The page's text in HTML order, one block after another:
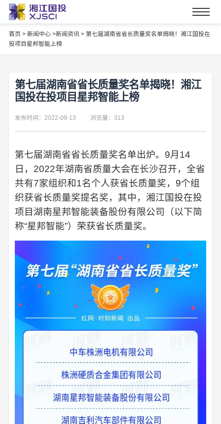
首页 > 新闻中心 >新闻资讯 > 第七届湖南省省长质量奖名单揭晓！湘江国投在
投项目星邦智能上榜
第七届湖南省省长质量奖名单揭晓！湘江
国投在投项目星邦智能上榜
发布时间：2022-09-13 浏览量：313
第七届湖南省省长质量奖名单出炉。9月14
日，2022年湖南省质量大会在长沙召开，全省
共有7家组织和1名个人获省长质量奖，9个组
织获省长质量奖提名奖，其中，湘江国投在投
项目湖南星邦智能装备股份有限公司（以下简
称“星邦智能”）荣获省长质量奖。